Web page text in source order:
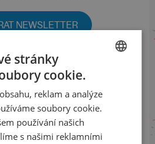
NEWSLETTER
na sociálních sítích
LinkedIn
flickr
ENGLISH
stránky
cookie.
reklam a analýze
soubory cookie.
používání našich
s našimi reklamními